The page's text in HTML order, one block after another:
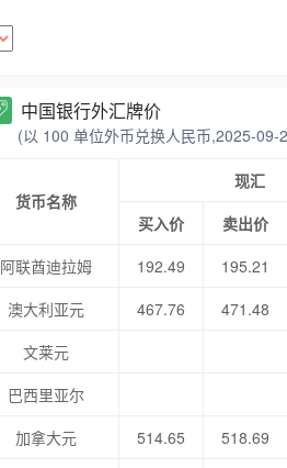
中国银行外汇牌价
(以 100 单位外币兑换人民币,2025-09-
货币名称
现汇
买入价
卖出价
阿联酋迪拉姆
192.49 195.21
澳大利亚元
467.76 471.48
文莱元
巴西里亚尔
加拿大元
514.65 518.69